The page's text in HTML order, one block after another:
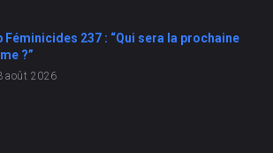
Féminicides 237 : “Qui sera la prochaine
?”
août 2026